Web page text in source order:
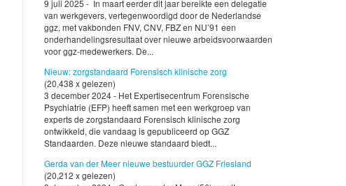
9 juli 2025 - In maart eerder dit jaar bereikte een delegatie
van werkgevers, vertegenwoordigd door de Nederlandse
ggz, met vakbonden FNV, CNV, FBZ en NU’91 een
onderhandelingsresultaat over nieuwe arbeidsvoorwaarden
voor ggz-medewerkers. De...
Nieuw: zorgstandaard Forensisch klinische zorg
(20,438 x gelezen)
3 december 2024 - Het Expertisecentrum Forensische
Psychiatrie (EFP) heeft samen met een werkgroep van
experts de zorgstandaard Forensisch klinische zorg
ontwikkeld, die vandaag is gepubliceerd op GGZ
Standaarden. Deze nieuwe standaard biedt...
Gerda van der Meer nieuwe bestuurder GGZ Friesland
(20,212 x gelezen)